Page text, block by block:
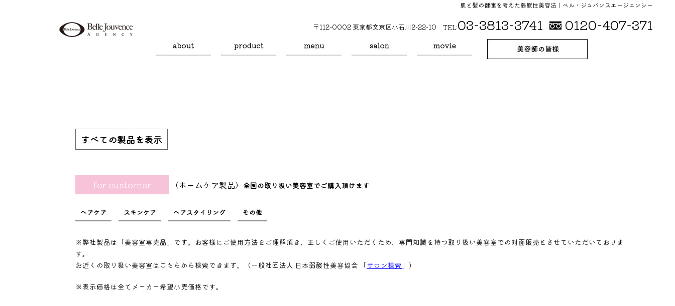
肌と髪の健康を考えた弱酸性美容法｜ベル・ジュバンスエージェンシー
〒112-0002 東京都文京区小石川2-22-10 TEL:03-3813-3741 0120-407-371
すべての製品を表示
for customer （ホームケア製品） 全国の取り扱い美容室でご購入頂けます
ヘアケア スキンケア ヘアスタイリング その他
※弊社製品は「美容室専売品」です。お客様にご使用方法をご理解頂き、正しくご使用いただくため、専門知識を持つ取り扱い美容室での対面販売とさせていただいておりま
す。
お近くの取り扱い美容室はこちらから検索できます。（一般社団法人 日本弱酸性美容協会 「サロン検索 」)
※表示価格は全てメーカー希望小売価格です。